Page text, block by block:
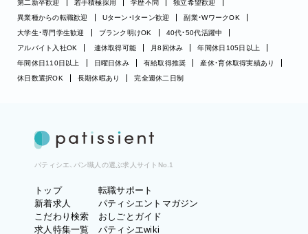
第二新卒歓迎
若手積極採用 学歴不問
独立希望歓迎
異業種からの転職歓迎
Uターン・Iターン歓迎
副業・WワークOK
大学生・専門学生歓迎
ブランク明けOK
40代・50代活躍中
アルバイト入社OK
連休取得可能 月8回休み
年間休日105日以上
年間休日110日以上
日曜日休み 有給取得推奨
産休・育休取得実績あり
休日数選択OK
長期休暇あり 完全週休二日制
パティシエ、パン職人の選ぶ求人サイトNo.1
トップ
新着求人
こだわり検索
求人特集一覧
転職サポート
パティシエントマガジン
おしごとガイド
パティシエwiki